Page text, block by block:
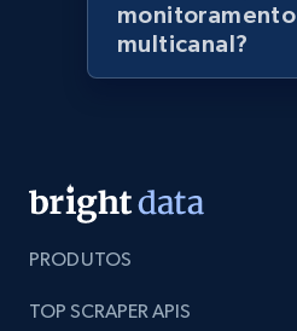
991+ 162+
monitoramento
multicanal?
PRODUTOS
TOP SCRAPER APIS